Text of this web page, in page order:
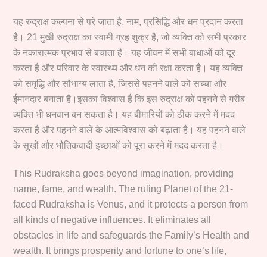
was:
₹7,500,000.00.
is:
₹690,000.00.
यह रुद्राक्ष कल्पना से परे जाता है, नाम, प्रसिद्धि और धन प्रदान करता
है। 21 मुखी रुद्राक्ष का स्वामी ग्रह शुक्र है, जो व्यक्ति को सभी प्रकार
के नकारात्मक प्रभाव से बचाता है। यह जीवन में सभी बाधाओं को दूर
करता है और परिवार के स्वास्थ्य और धन की रक्षा करता है। यह व्यक्ति
को समृद्धि और सौभाग्य लाता है, जिससे पहनने वाले को सच्चा और
ईमानदार बनाता है।इसका विश्वास है कि इस रुद्राक्ष को पहनने से गरीब
व्यक्ति भी धनवान बन सकता है। यह बीमारियों को ठीक करने में मदद
करता है और पहनने वाले के आत्मविश्वास को बढ़ाता है। यह पहनने वाले
के सुखों और भौतिकवादी इच्छाओं को पूरा करने में मदद करता है।
This Rudraksha goes beyond imagination, providing
name, fame, and wealth. The ruling Planet of the 21-
faced Rudraksha is Venus, and it protects a person from
all kinds of negative influences. It eliminates all
obstacles in life and safeguards the Family’s Health and
wealth. It brings prosperity and fortune to one’s life,